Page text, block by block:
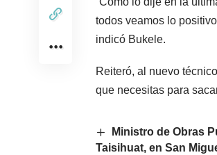
todos veamos lo
indicó Bukele.
Reiteró, al nuevo
que necesitas para
Ministro de Obras
Taisihuat, en San